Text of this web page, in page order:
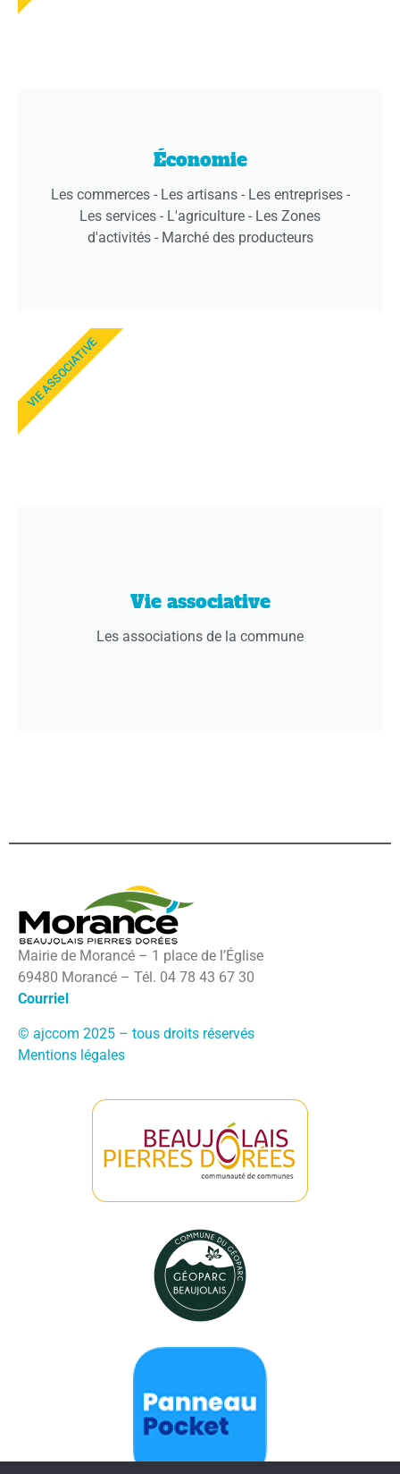
Économie
Les commerces - Les artisans - Les entreprises -
Les services - L'agriculture - Les Zones
d'activités - Marché des producteurs
Vie associative
Les associations de la commune
VIE ASSOCIATIVE
Mairie de Morancé – 1 place de l’Église
69480 Morancé – Tél. 04 78 43 67 30
Courriel
© ajccom 2025 – tous droits réservés
Mentions légales